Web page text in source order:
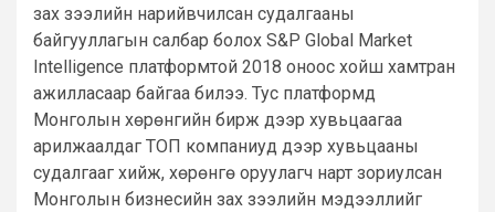
зах зээлийн нарийвчилсан судалгааны
байгууллагын салбар болох S&P Global Market
Intelligence платформтой 2018 оноос хойш хамтран
ажилласаар байгаа билээ. Тус платформд
Монголын хөрөнгийн бирж дээр хувьцаагаа
арилжаалдаг ТОП компаниуд дээр хувьцааны
судалгааг хийж, хөрөнгө оруулагч нарт зориулсан
Монголын бизнесийн зах зээлийн мэдээллийг